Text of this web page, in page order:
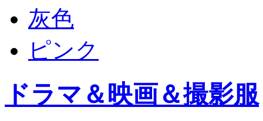
灰色
ピンク
ドラマ＆映画＆撮影服